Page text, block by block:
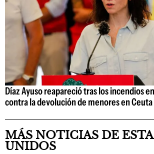
Díaz Ayuso reapareció tras los incendios
contra la devolución de menores en Ceuta
MÁS NOTICIAS DE
UNIDOS